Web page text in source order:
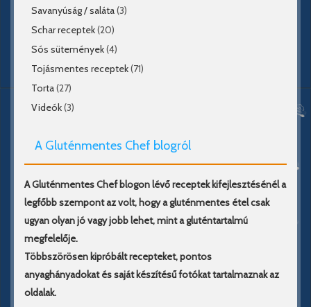
Savanyúság / saláta(3)
Schar receptek(20)
Sós sütemények(4)
Tojásmentes receptek(71)
Torta(27)
Videók(3)
A Gluténmentes Chef blogról
A Gluténmentes Chef blogon lévő receptek kifejlesztésénél a
legfőbb szempont az volt, hogy a gluténmentes étel csak
ugyan olyan jó vagy jobb lehet, mint a gluténtartalmú
megfelelője.
Többszörösen kipróbált recepteket, pontos
anyaghányadokat és saját készítésű fotókat tartalmaznak az
oldalak.